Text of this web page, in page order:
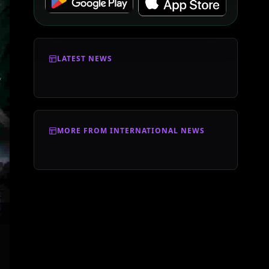
LATEST NEWS
MORE FROM INTERNATIONAL NEWS